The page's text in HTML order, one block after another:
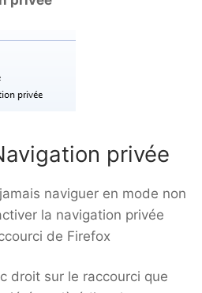
privée
naviguer en mode non
la navigation privée
de Firefox
droit sur le raccourci que